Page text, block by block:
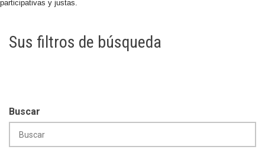
participativas y justas.
Sus filtros de búsqueda
Buscar